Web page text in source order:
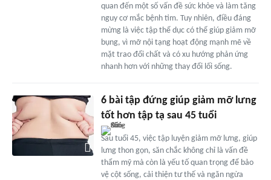
quan đến một số vấn đề sức khỏe và làm tăng
nguy cơ mắc bệnh tim. Tuy nhiên, điều đáng
mừng là việc tập thể dục có thể giúp giảm mỡ
bụng, vì mỡ nội tạng hoạt động mạnh mẽ về
mặt trao đổi chất và có xu hướng phản ứng
nhanh hơn với những thay đổi lối sống.
6 bài tập đứng giúp giảm mỡ lưng
tốt hơn tập tạ sau 45 tuổi
Sau tuổi 45, việc tập luyện giảm mỡ lưng, giúp
lưng thon gọn, săn chắc không chỉ là vấn đề
thẩm mỹ mà còn là yếu tố quan trọng để bảo
vệ cột sống, cải thiện tư thế và ngăn ngừa